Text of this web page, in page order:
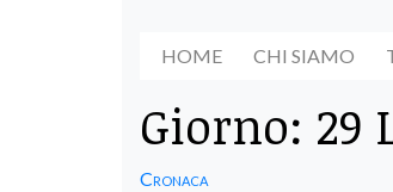
HOME CHI SIAMO
Giorno: 29
Cronaca